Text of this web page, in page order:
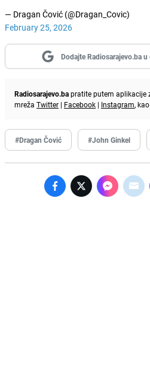
— Dragan Čović (@Dragan_Covic)
February 25, 2026
Dodajte Radiosarajevo.ba
Radiosarajevo.bapratite putem aplikacije
mreža Twitter | Facebook | Instagram,
#Dragan Čović #John Ginkel